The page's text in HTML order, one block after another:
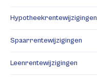
Hypotheekrentewijzigingen
Spaarrentewijzigingen
Leenrentewijzigingen